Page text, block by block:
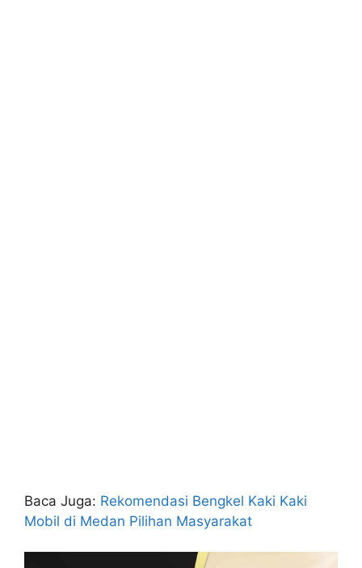
Baca Juga: Rekomendasi Bengkel Kaki Kaki
Mobil di Medan Pilihan Masyarakat